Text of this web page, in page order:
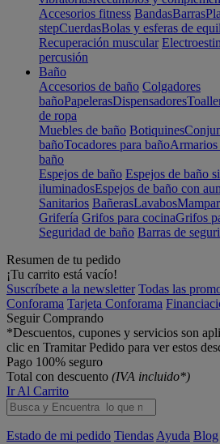
Accesorios fitness BandasBarras
stepCuerdasBolas y esferas de
Recuperación muscular
percusión
Baño
Accesorios de baño Colgadores
bañoPapelerasDispensadores
de ropa
Muebles de baño Botiquines
bañoTocadores para bañoArmarios
baño
Espejos de baño Espejos de baño
iluminadosEspejos de baño con
Sanitarios BañerasLavabos
Grifería Grifos para cocinaGrifos
Seguridad de baño Barras de
Resumen de tu pedido
¡Tu carrito está vacío!
Suscríbete a la newsletter Todas las
Conforama Tarjeta Conforama
Seguir Comprando
*Descuentos, cupones y servicios son
clic en Tramitar Pedido para ver estos
Pago 100% seguro
Total con descuento (IVA incluido*)
Ir Al Carrito
Estado de mi pedido Tiendas Ayuda Blog